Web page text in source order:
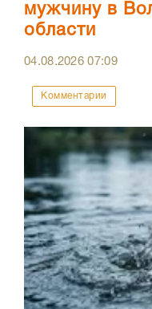
мужчину в
области
04.08.202607:09
Комментарии